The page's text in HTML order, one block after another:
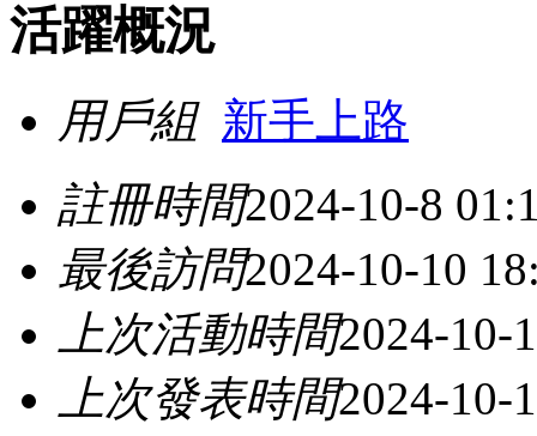
活躍概況
用戶組 新手上路
註冊時間2024-10-8
最後訪問2024-10-10
上次活動時間2024-10-
上次發表時間2024-10-